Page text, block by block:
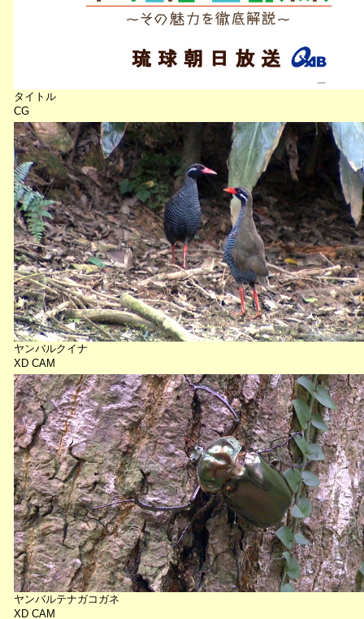
タイトル
CG
ヤンバルクイナ
XD CAM
ヤンバルテナガコガネ
XD CAM